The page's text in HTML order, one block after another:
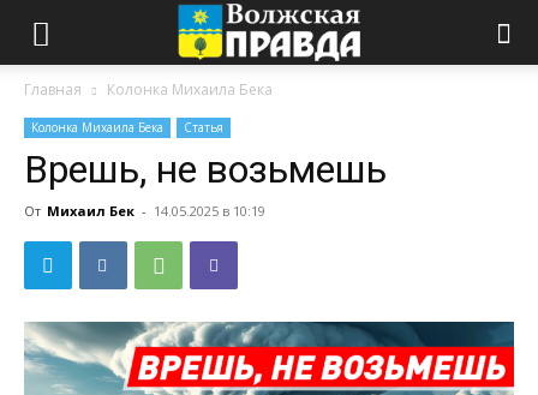
Главная Колонка Михаила Бека
Колонка Михаила Бека Статья
Врешь, не возьмешь
От Михаил Бек - 14.05.2025 в 10:19